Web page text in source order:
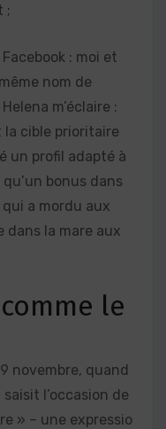
;
: moi et
nom de
m’éclaire :
cible prioritaire
un profil adapté à
bonus dans
a mordu aux
dans la mare aux
le
novembre, quand
l’occasion de
» – une expressio